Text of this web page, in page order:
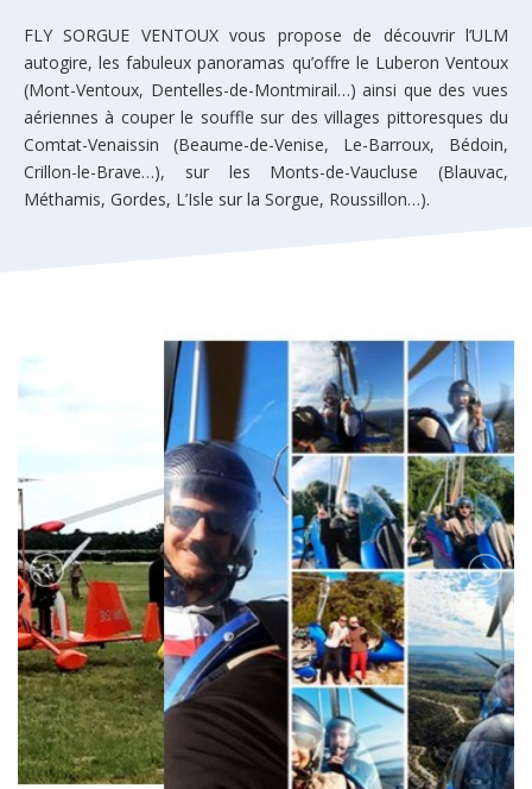
FLY SORGUE VENTOUX vous propose de découvrir l’ULM
autogire, les fabuleux panoramas qu’offre le Luberon Ventoux
(Mont-Ventoux, Dentelles-de-Montmirail…) ainsi que des vues
aériennes à couper le souffle sur des villages pittoresques du
Comtat-Venaissin (Beaume-de-Venise, Le-Barroux, Bédoin,
Crillon-le-Brave…), sur les Monts-de-Vaucluse (Blauvac,
Méthamis, Gordes, L’Isle sur la Sorgue, Roussillon…).